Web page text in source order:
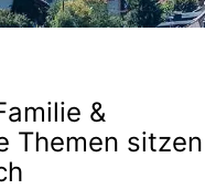
&
Themen sitzen